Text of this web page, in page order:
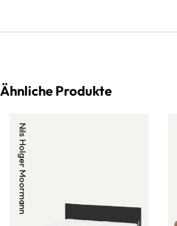
Ähnliche Produkte
Nils Holger Moormann